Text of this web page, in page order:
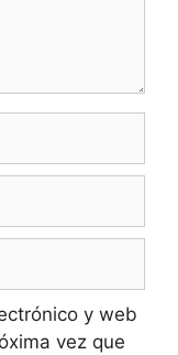
y web
vez que